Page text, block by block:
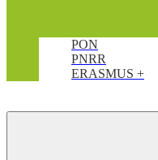
PON
PNRR
ERASMUS +